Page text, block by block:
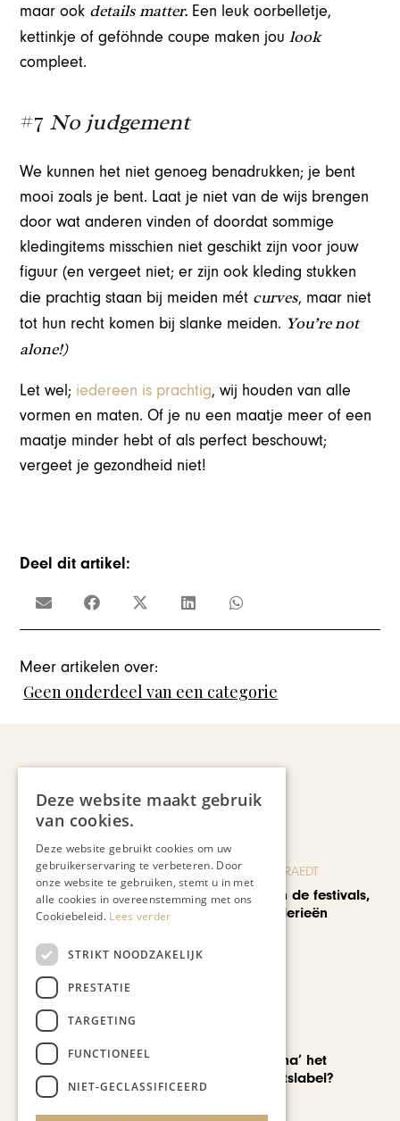
maar ook details matter. Een leuk oorbelletje,
kettinkje of geföhnde coupe maken joulook
compleet.
#7 No judgement
We kunnen het niet genoeg benadrukken; je bent
mooi zoals je bent. Laat je niet van de wijs brengen
door wat anderen vinden of doordat sommige
kledingitems misschien niet geschikt zijn voor jouw
figuur (en vergeet niet; er zijn ook kleding stukken
die prachtig staan bij meiden mét curves, maar niet
tot hun recht komen bij slanke meiden. You’re not
alone!)
Let wel; iedereen is prachtig, wij houden van alle
vormen en maten. Of je nu een maatje meer of een
maatje minder hebt of als perfect beschouwt;
vergeet je gezondheid niet!
Deel dit artikel:
Meer artikelen over:
Geen onderdeel van een categorie
Recent nieuws
BLOG JO CORTENRAEDT
We verzuipen in de festivals,
feesten en braderieën
Is ‘Made in China’ het
nieuwe kwaliteitslabel?
Deze website maakt gebruik
van cookies.
Deze website gebruikt cookies om uw
gebruikerservaring te verbeteren. Door
onze website te gebruiken, stemt u in met
alle cookies in overeenstemming met ons
Cookiebeleid. Lees verder
STRIKT NOODZAKELIJK
PRESTATIE
TARGETING
FUNCTIONEEL
NIET-GECLASSIFICEERD